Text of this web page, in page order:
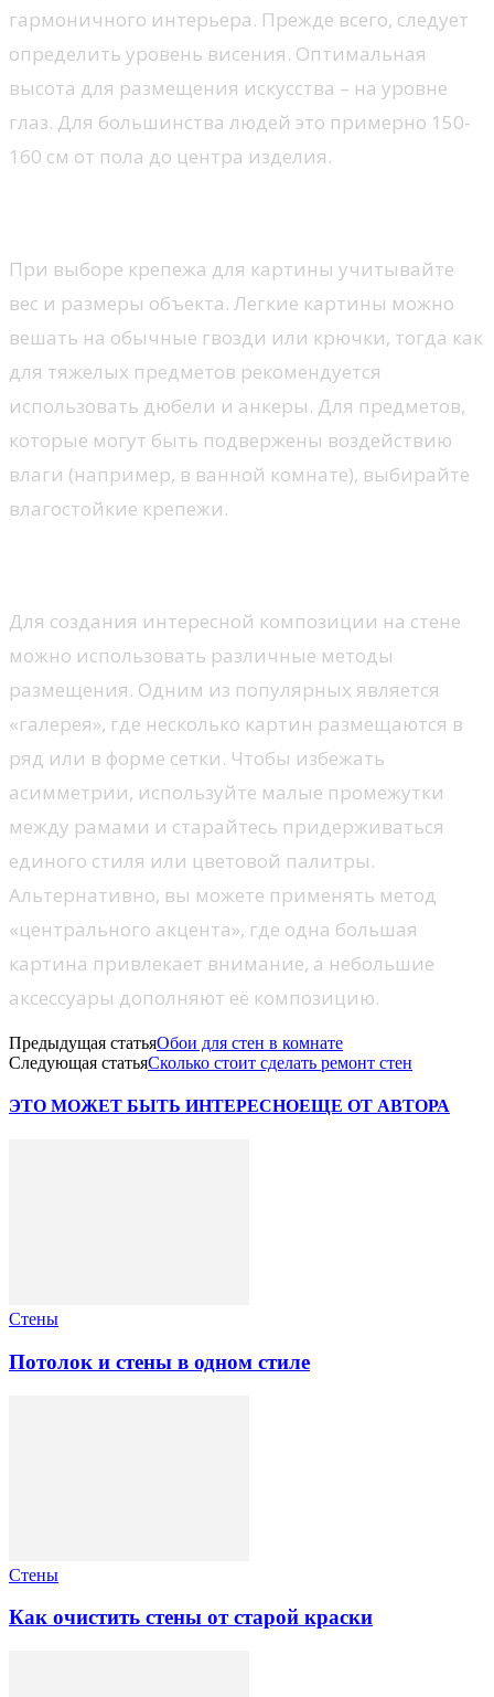
гармоничного интерьера. Прежде всего, следует
определить уровень висения. Оптимальная
высота для размещения искусства – на уровне
глаз. Для большинства людей это примерно 150-
160 см от пола до центра изделия.
При выборе крепежа для картины учитывайте
вес и размеры объекта. Легкие картины можно
вешать на обычные гвозди или крючки, тогда как
для тяжелых предметов рекомендуется
использовать дюбели и анкеры. Для предметов,
которые могут быть подвержены воздействию
влаги (например, в ванной комнате), выбирайте
влагостойкие крепежи.
Для создания интересной композиции на стене
можно использовать различные методы
размещения. Одним из популярных является
«галерея», где несколько картин размещаются в
ряд или в форме сетки. Чтобы избежать
асимметрии, используйте малые промежутки
между рамами и старайтесь придерживаться
единого стиля или цветовой палитры.
Альтернативно, вы можете применять метод
«центрального акцента», где одна большая
картина привлекает внимание, а небольшие
аксессуары дополняют её композицию.
Предыдущая статьяОбои для стен в комнате
Следующая статьяСколько стоит сделать ремонт стен
ЭТО МОЖЕТ БЫТЬ ИНТЕРЕСНОЕЩЕ ОТ АВТОРА
Стены
Потолок и стены в одном стиле
Стены
Как очистить стены от старой краски